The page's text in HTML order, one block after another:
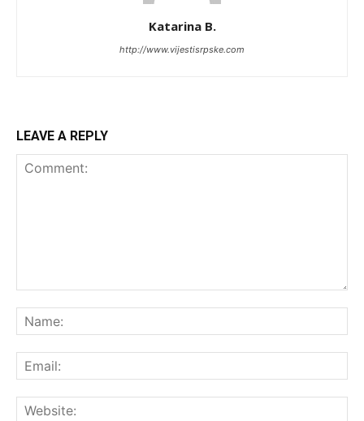
Katarina B.
http://www.vijestisrpske.com
LEAVE A REPLY